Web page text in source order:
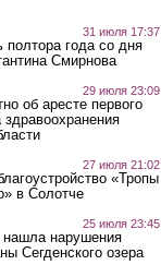
31 июля 17:37
полтора года со дня
Смирнова
29 июля 23:09
об аресте первого
27 июля 21:02
«Тропы
в Солотче
25 июля 23:45
нашла нарушения
Сегденского озера